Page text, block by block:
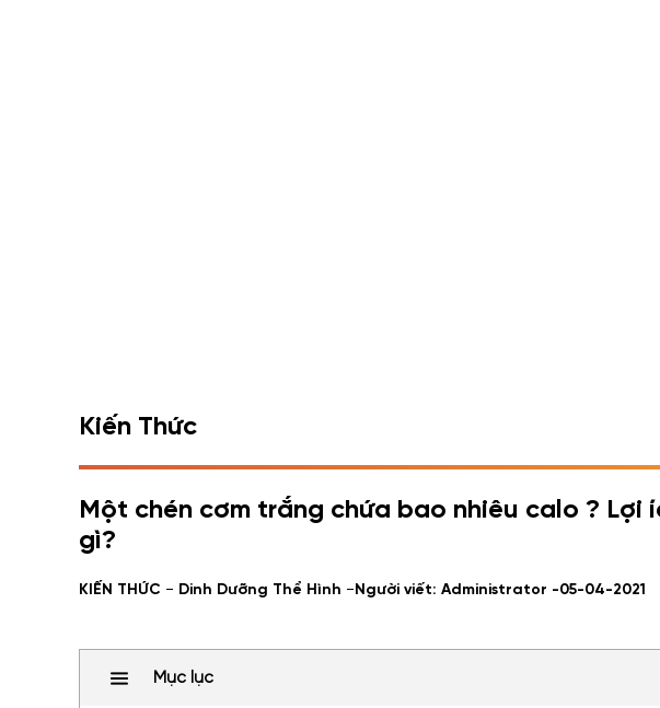
Kiến Thức
Một chén cơm trắng chứa bao nhiêu calo ? Lợi
gì?
KIẾN THỨC - Dinh Dưỡng Thể Hình -Người viết: Administrator -05-04-2021
Mục lục